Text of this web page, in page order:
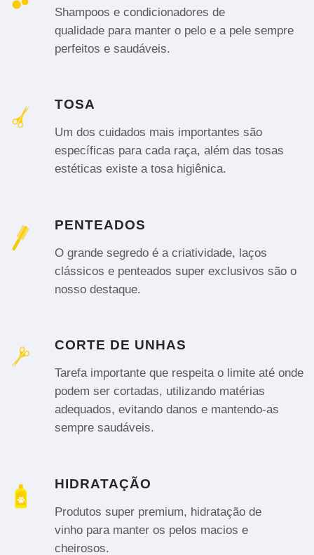
Shampoos e condicionadores de
qualidade para manter o pelo e a pele sempre
perfeitos e saudáveis.
TOSA
Um dos cuidados mais importantes são
específicas para cada raça, além das tosas
estéticas existe a tosa higiênica.
PENTEADOS
O grande segredo é a criatividade, laços
clássicos e penteados super exclusivos são o
nosso destaque.
CORTE DE UNHAS
Tarefa importante que respeita o limite até onde
podem ser cortadas, utilizando matérias
adequados, evitando danos e mantendo-as
sempre saudáveis.
HIDRATAÇÃO
Produtos super premium, hidratação de
vinho para manter os pelos macios e
cheirosos.